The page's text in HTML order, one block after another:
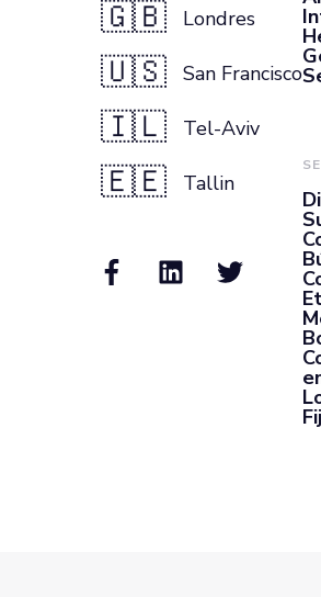
🇬🇧 Londres
🇺🇸 San Francisco
🇮🇱 Tel-Aviv
🇪🇪 Tallin